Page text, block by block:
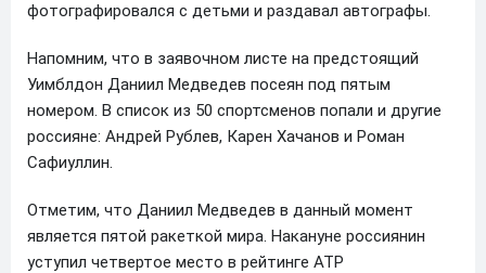
фотографировался с детьми и раздавал автографы.
Напомним, что в заявочном листе на предстоящий
Уимблдон Даниил Медведев посеян под пятым
номером. В список из 50 спортсменов попали и другие
россияне: Андрей Рублев, Карен Хачанов и Роман
Сафиуллин.
Отметим, что Даниил Медведев в данный момент
является пятой ракеткой мира. Накануне россиянин
уступил четвертое место в рейтинге АТР